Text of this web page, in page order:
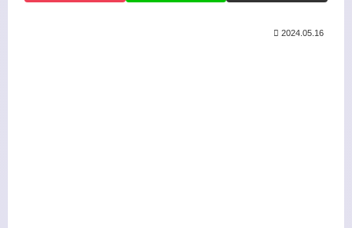
2024.05.16